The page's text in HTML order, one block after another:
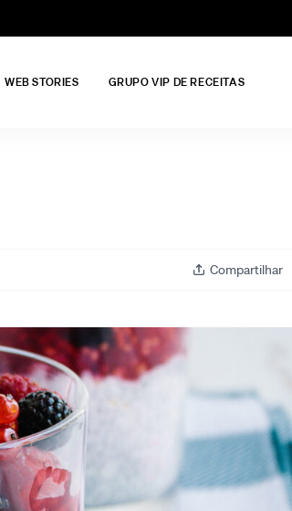
WEB STORIES GRUPO VIP DE RECEITAS
Compartilhar